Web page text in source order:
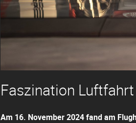
Faszination
Am 16. November 2024 fand am